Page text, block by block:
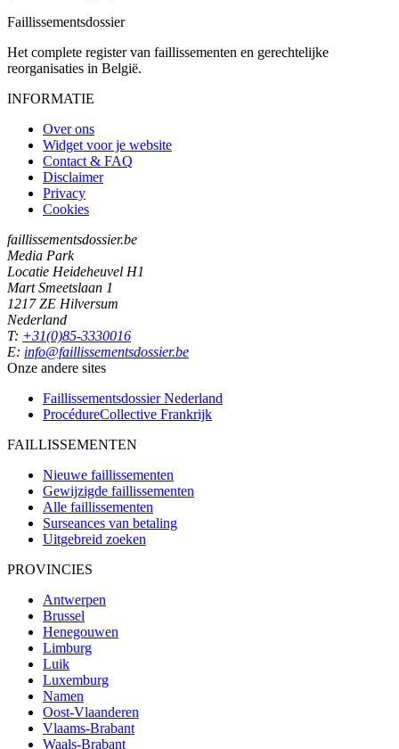
Faillissementsdossier
Het complete register van faillissementen en gerechtelijke
reorganisaties in België.
INFORMATIE
Over ons
Widget voor je website
Contact & FAQ
Disclaimer
Privacy
Cookies
faillissementsdossier.be
Media Park
Locatie Heideheuvel H1
Mart Smeetslaan 1
1217 ZE Hilversum
Nederland
T: +31(0)85-3330016
E: info@faillissementsdossier.be
Onze andere sites
Faillissementsdossier Nederland
ProcédureCollective Frankrijk
FAILLISSEMENTEN
Nieuwe faillissementen
Gewijzigde faillissementen
Alle faillissementen
Surseances van betaling
Uitgebreid zoeken
PROVINCIES
Antwerpen
Brussel
Henegouwen
Limburg
Luik
Luxemburg
Namen
Oost-Vlaanderen
Vlaams-Brabant
Waals-Brabant